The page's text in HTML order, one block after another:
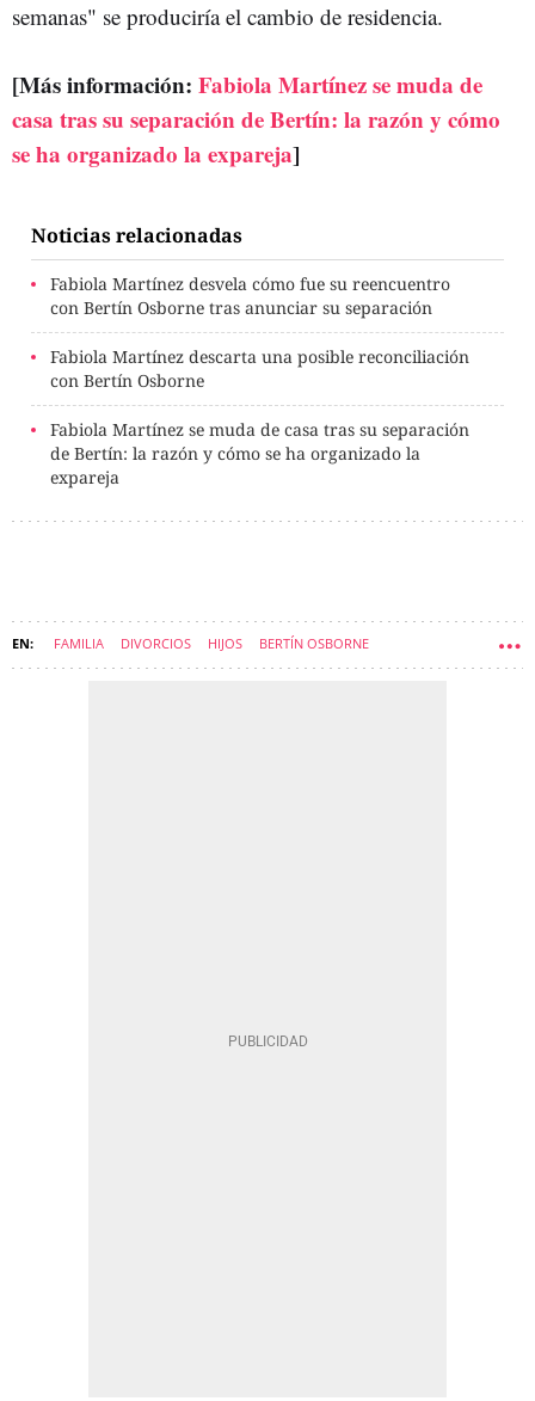
semanas" se produciría el cambio de residencia.
[Más información: Fabiola Martínez se muda de
casa tras su separación de Bertín: la razón y cómo
se ha organizado la expareja]
Noticias relacionadas
Fabiola Martínez desvela cómo fue su reencuentro
con Bertín Osborne tras anunciar su separación
Fabiola Martínez descarta una posible reconciliación
con Bertín Osborne
Fabiola Martínez se muda de casa tras su separación
de Bertín: la razón y cómo se ha organizado la
expareja
FAMILIA DIVORCIOS HIJOS BERTÍN OSBORNE